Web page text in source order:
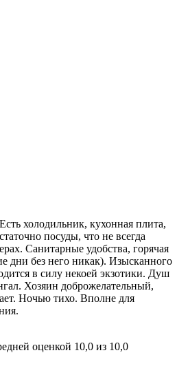
холодильник, кухонная плита,
посуды, что не всегда
Санитарные удобства, горячая
дни без него никак). Изысканного
в силу некоей экзотики. Душ
Хозяин доброжелательный,
Ночью тихо. Вполне для
оценкой 10,0 из 10,0